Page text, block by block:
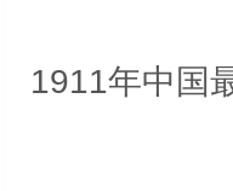
1911年中国